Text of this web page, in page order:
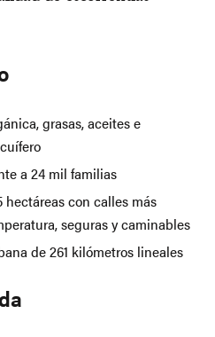
grasas, aceites e
a 24 mil familias
con calles más
seguras y caminables
de 261 kilómetros lineales